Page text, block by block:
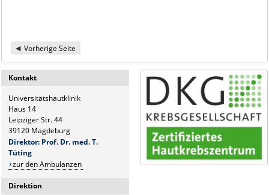
Vorherige Seite
Kontakt
Universitätshautklinik
Haus 14
Leipziger Str. 44
39120 Magdeburg
Direktor: Prof. Dr. med. T.
Tüting
zur den Ambulanzen
Direktion